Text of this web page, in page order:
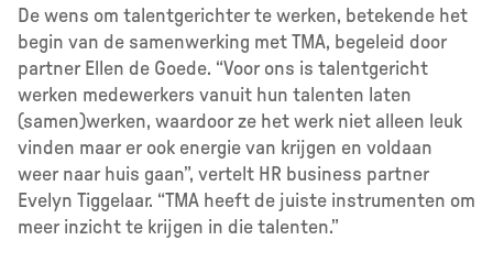
De wens om talentgerichter te werken, betekende het
begin van de samenwerking met TMA, begeleid door
partner Ellen de Goede. “Voor ons is talentgericht
werken medewerkers vanuit hun talenten laten
(samen)werken, waardoor ze het werk niet alleen leuk
vinden maar er ook energie van krijgen en voldaan
weer naar huis gaan”, vertelt HR business partner
Evelyn Tiggelaar. “TMA heeft de juiste instrumenten om
meer inzicht te krijgen in die talenten.”